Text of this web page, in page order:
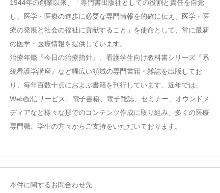
1944年の創業以来、「専門書出版社としての役割と責任を自覚
し、医学・医療の進歩に必要な専門情報を的確に伝え、医学・医
療の発展と社会の福祉に貢献すること」を使命として、常に最新
の医学・医療情報を提供しています。
治療年鑑『今日の治療指針』、看護学生向け教科書シリーズ『系
統看護学講座』など幅広い領域の専門書籍・雑誌を出版してお
り、毎年百数十点におよぶ書籍を刊行しています。近年では、
Web配信サービス、電子書籍、電子雑誌、セミナー、オウンドメ
ディアなど様々な形でのコンテンツ作成に取り組み、多くの医療
専門職、学生の方々からご支持をいただいております。
本件に関するお問合わせ先